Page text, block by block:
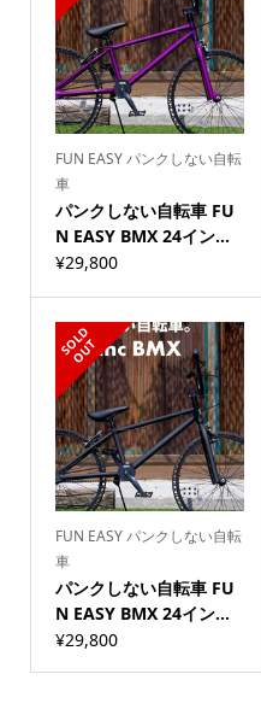
FUN EASY パンクしない自転
車
パンクしない自転車 FU
N EASY BMX 24イン...
¥29,800
S
O
L
D
O
U
T
FUN EASY パンクしない自転
車
パンクしない自転車 FU
N EASY BMX 24イン...
¥29,800